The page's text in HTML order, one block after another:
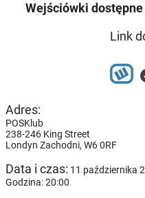
Wejściówki
Link
Adres:
POSKlub
238-246 King Street
Londyn Zachodni, W6 0RF
Data i czas: 11 października
Godzina: 20:00